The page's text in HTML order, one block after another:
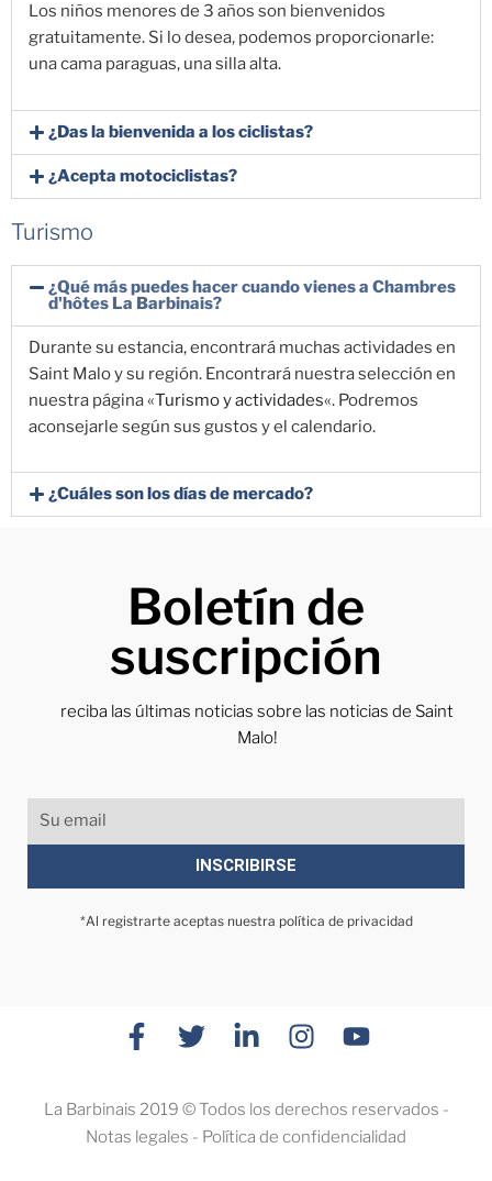
Los niños menores de 3 años son bienvenidos
gratuitamente. Si lo desea, podemos proporcionarle:
una cama paraguas, una silla alta.
¿Das la bienvenida a los ciclistas?
¿Acepta motociclistas?
Turismo
¿Qué más puedes hacer cuando vienes a Chambres
d'hôtes La Barbinais?
Durante su estancia, encontrará muchas actividades en
Saint Malo y su región. Encontrará nuestra selección en
nuestra página «Turismo y actividades«. Podremos
aconsejarle según sus gustos y el calendario.
¿Cuáles son los días de mercado?
Boletín de
suscripción
reciba las últimas noticias sobre las noticias de Saint
Malo!
INSCRIBIRSE
*Al registrarte aceptas nuestra política de privacidad
La Barbinais 2019 © Todos los derechos reservados -
Notas legales - Política de confidencialidad